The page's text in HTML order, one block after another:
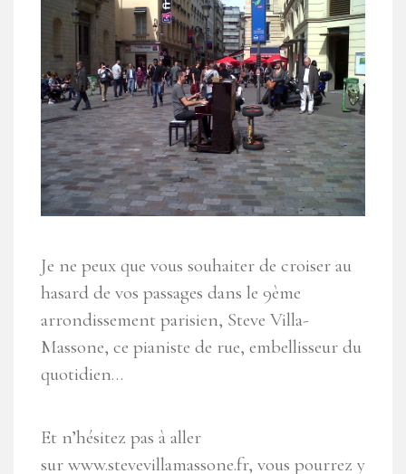
Je ne peux que vous souhaiter de croiser au
hasard de vos passages dans le 9ème
arrondissement parisien, Steve Villa-
Massone, ce pianiste de rue, embellisseur du
quotidien…
Et n’hésitez pas à aller
sur www.stevevillamassone.fr, vous pourrez y